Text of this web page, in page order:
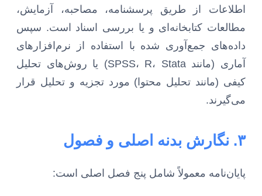
اطلاعات از طریق پرسشنامه، مصاحبه، آزمایش،
مطالعات کتابخانه‌ای و یا بررسی اسناد است. سپس
داده‌های جمع‌آوری شده با استفاده از نرم‌افزارهای
آماری (مانند SPSS، R، Stata) یا روش‌های تحلیل
کیفی (مانند تحلیل محتوا) مورد تجزیه و تحلیل قرار
می‌گیرند.
۳. نگارش بدنه اصلی و فصول
پایان‌نامه معمولاً شامل پنج فصل اصلی است: